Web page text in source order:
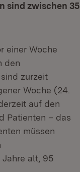
sind zwischen 35
einer Woche
den
zurzeit
Woche (24.
auf den
Patienten – das
müssen
alt, 95